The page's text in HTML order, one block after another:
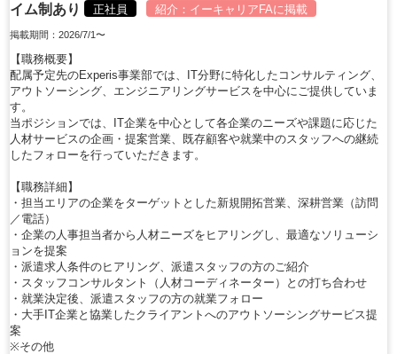
イム制あり
正社員 紹介： イーキャリアFAに掲載
掲載期間：2026/7/1〜
【職務概要】
配属予定先のExperis事業部では、IT分野に特化したコンサルティング、
アウトソーシング、エンジニアリングサービスを中心にご提供していま
す。
当ポジションでは、IT企業を中心として各企業のニーズや課題に応じた
人材サービスの企画・提案営業、既存顧客や就業中のスタッフへの継続
したフォローを行っていただきます。
【職務詳細】
・担当エリアの企業をターゲットとした新規開拓営業、深耕営業（訪問
／電話）
・企業の人事担当者から人材ニーズをヒアリングし、最適なソリューシ
ョンを提案
・派遣求人条件のヒアリング、派遣スタッフの方のご紹介
・スタッフコンサルタント（人材コーディネーター）との打ち合わせ
・就業決定後、派遣スタッフの方の就業フォロー
・大手IT企業と協業したクライアントへのアウトソーシングサービス提
案
※その他